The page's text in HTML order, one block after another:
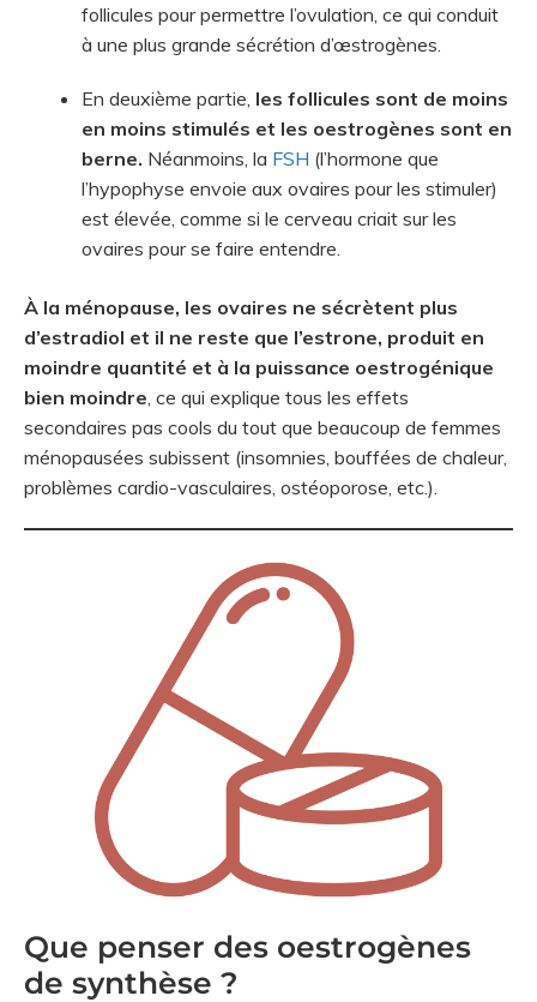
follicules pour permettre l’ovulation, ce qui conduit
à une plus grande sécrétion d’œstrogènes.
En deuxième partie, les follicules sont de moins
en moins stimulés et les oestrogènes sont en
berne. Néanmoins, la FSH (l’hormone que
l’hypophyse envoie aux ovaires pour les stimuler)
est élevée, comme si le cerveau criait sur les
ovaires pour se faire entendre.
À la ménopause, les ovaires ne sécrètent plus
d’estradiol et il ne reste que l’estrone, produit en
moindre quantité et à la puissance oestrogénique
bien moindre, ce qui explique tous les effets
secondaires pas cools du tout que beaucoup de femmes
ménopausées subissent (insomnies, bouffées de chaleur,
problèmes cardio-vasculaires, ostéoporose, etc.).
Que penser des oestrogènes
de synthèse ?